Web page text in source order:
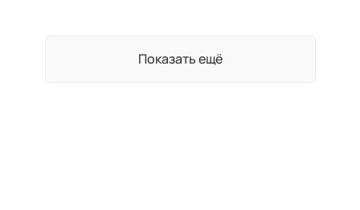
Показать ещё